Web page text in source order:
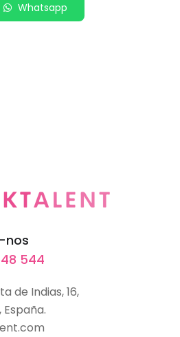
Whatsapp
nos
544
de Indias, 16,
España.